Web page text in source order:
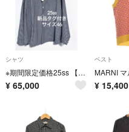
シャツ
※期間限定価格25ss 【正規品】MARNIポリエステルウールギンガムチェックシャツ
¥ 65,000
ベスト
¥ 15,400